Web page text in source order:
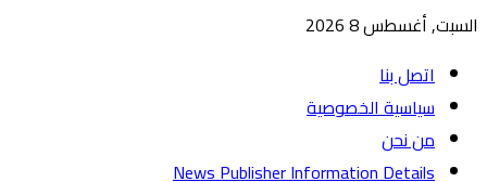
السبت, أغسطس 8 2026
اتصل بنا
سياسية الخصوصية
من نحن
News Publisher Information Details